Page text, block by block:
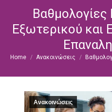
Εξωτερικού και
You are here:
Home Ανακοινώσεις
Ανακοινώσεις